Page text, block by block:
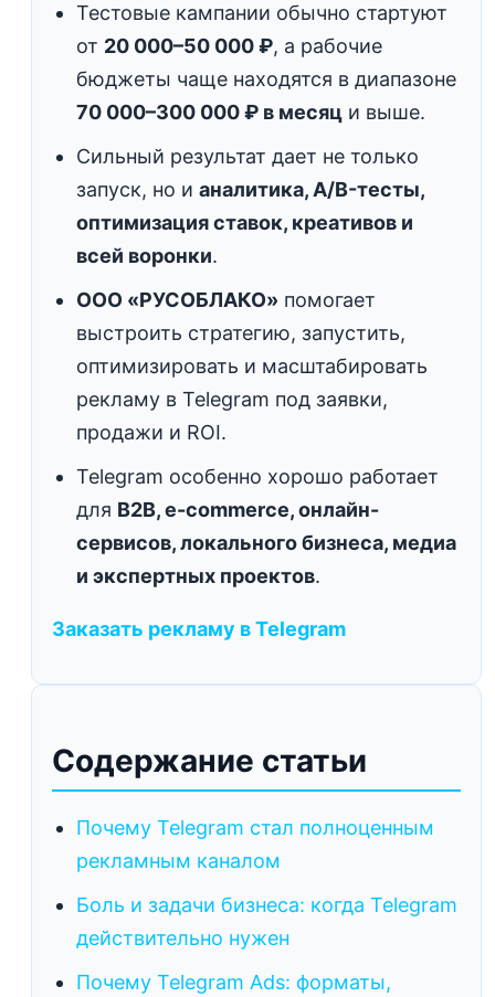
Тестовые кампании обычно стартуют
от 20 000–50 000 ₽, а рабочие
бюджеты чаще находятся в диапазоне
70 000–300 000 ₽ в месяц и выше.
Сильный результат дает не только
запуск, но и аналитика, A/B-тесты,
оптимизация ставок, креативов и
всей воронки.
ООО «РУСОБЛАКО» помогает
выстроить стратегию, запустить,
оптимизировать и масштабировать
рекламу в Telegram под заявки,
продажи и ROI.
Telegram особенно хорошо работает
для B2B, e-commerce, онлайн-
сервисов, локального бизнеса, медиа
и экспертных проектов.
Заказать рекламу в Telegram
Содержание статьи
Почему Telegram стал полноценным
рекламным каналом
Боль и задачи бизнеса: когда Telegram
действительно нужен
Почему Telegram Ads: форматы,